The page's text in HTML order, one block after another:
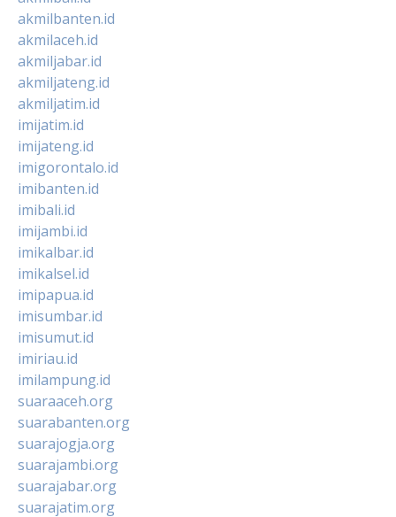
akmilbanten.id
akmilaceh.id
akmiljabar.id
akmiljateng.id
akmiljatim.id
imijatim.id
imijateng.id
imigorontalo.id
imibanten.id
imibali.id
imijambi.id
imikalbar.id
imikalsel.id
imipapua.id
imisumbar.id
imisumut.id
imiriau.id
imilampung.id
suaraaceh.org
suarabanten.org
suarajogja.org
suarajambi.org
suarajabar.org
suarajatim.org